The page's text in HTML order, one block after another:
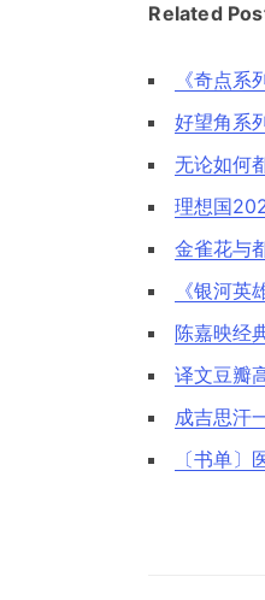
Related
《奇点
好望角系
无论如何
理想国
金雀花与
《银河
陈嘉映经
译文豆瓣
成吉思汗
〔书单〕